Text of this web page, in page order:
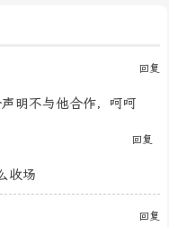
回复
明不与他合作，呵呵
回复
收场
回复